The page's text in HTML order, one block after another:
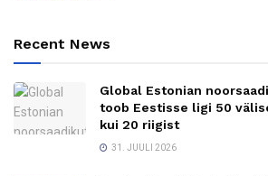
Recent News
Global Estonian
toob Eestisse ligi 50
kui 20 riigist
31. JUULI 2026